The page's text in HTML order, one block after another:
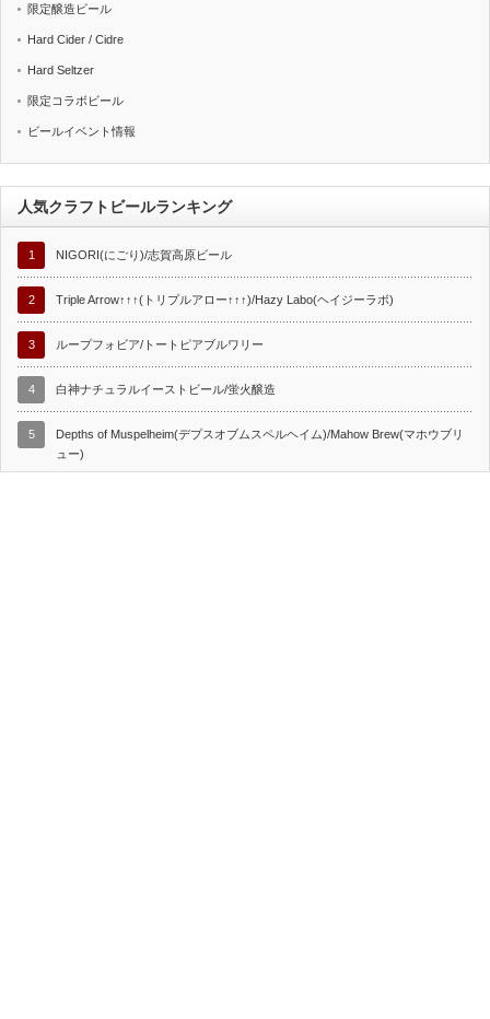
限定醸造ビール
Hard Cider / Cidre
Hard Seltzer
限定コラボビール
ビールイベント情報
人気クラフトビールランキング
1 NIGORI(にごり)/志賀高原ビール
2 Triple Arrow↑↑↑(トリプルアロー↑↑↑)/Hazy Labo(ヘイジーラボ)
3 ループフォビア/トートピアブルワリー
4 白神ナチュラルイーストビール/蛍火醸造
5
Depths of Muspelheim(デプスオブムスペルヘイム)/Mahow Brew(マホウブリ
ュー)